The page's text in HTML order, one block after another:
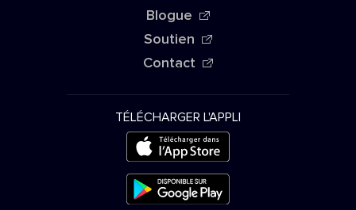
Blogue
Soutien
Contact
TÉLÉCHARGER L'APPLI